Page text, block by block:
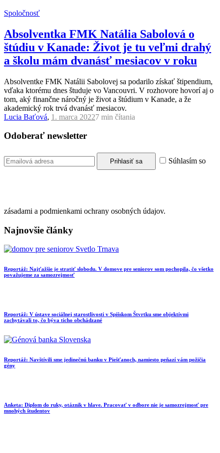
Spoločnosť
Absolventka FMK Natália Sabolová o
štúdiu v Kanade: Život je tu veľmi drahý
a školu mám dvanásť mesiacov v roku
Absolventke FMK Natálii Sabolovej sa podarilo získať štipendium,
vďaka ktorému dnes študuje vo Vancouvri. V rozhovore hovorí aj o
tom, aký finančne náročný je život a štúdium v Kanade, a že
akademický rok trvá dvanásť mesiacov.
Lucia Baťová, 1. marca 20227 min čítania
Odoberať newsletter
Súhlasím so
zásadami a podmienkami ochrany osobných údajov.
Najnovšie články
Reportáž: Najťažšie je stratiť slobodu. V domove pre seniorov som pochopila, čo všetko
považujeme za samozrejmosť
Reportáž: V ústave sociálnej starostlivosti v Spišskom Štvrtku sme objektívmi
zachytávali to, čo býva ticho obchádzané
Reportáž: Navštívili sme jedinečnú banku v Piešťanoch, namiesto peňazí vám požičia
gény
Anketa: Diplom do ruky, otáznik v hlave. Pracovať v odbore nie je samozrejmosť pre
mnohých študentov